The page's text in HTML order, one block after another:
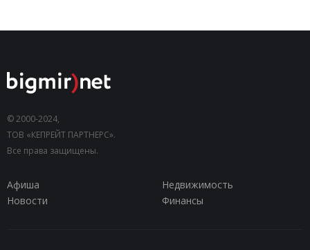
© 2000-2024,
ТОВ «КЕПРЕЙТ ПАРТНЕРС».
Все права защищены.
Афиша
Недвижимость
Новости
Финансы